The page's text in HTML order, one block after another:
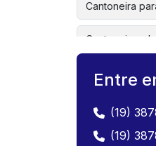
Cantoneira
Cantoneiras
Cantoneiras
Chapa de
Chapa de
Entre
(19)
(19)